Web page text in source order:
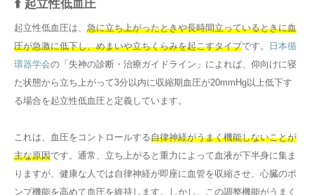
⬆️ 起立性低血圧
起立性低血圧は、 急に立ち上がったときや長時間立っているときに血
圧が急激に低下し、めまいや立ちくらみを起こすタイプです。
日本循
環器学会の「失神の診断・治療ガイドライン」によれば、仰向けに寝
た状態から立ち上がって3分以内に収縮期血圧が20mmHg以上低下す
る場合を起立性低血圧と定義しています。
これは、血圧をコントロールする自律神経がうまく機能しないことが
主な原因です。通常、立ち上がると重力によって血液が下半身に集ま
りますが、健康な人では自律神経が即座に血管を収縮させ、心臓のポ
ンプ機能を高めて血圧を維持します。しかし、この調整機能がうまく